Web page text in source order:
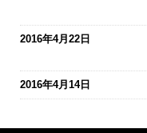
2016年4月22日
2016年4月14日